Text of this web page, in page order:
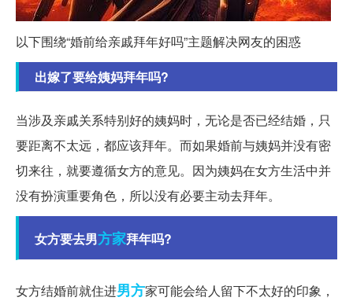
以下围绕“婚前给亲戚拜年好吗”主题解决网友的困惑
出嫁了要给姨妈拜年吗?
当涉及亲戚关系特别好的姨妈时，无论是否已经结婚，只
要距离不太远，都应该拜年。而如果婚前与姨妈并没有密
切来往，就要遵循女方的意见。因为姨妈在女方生活中并
没有扮演重要角色，所以没有必要主动去拜年。
女方要去男方家拜年吗?
女方结婚前就住进男方家可能会给人留下不太好的印象，